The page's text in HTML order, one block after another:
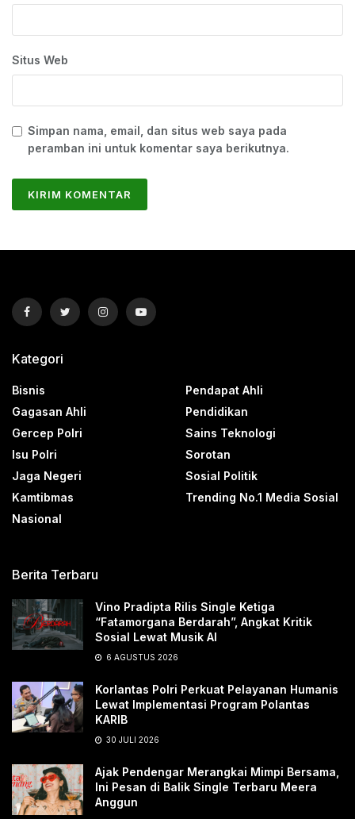
Situs Web
Simpan nama, email, dan situs web saya pada
peramban ini untuk komentar saya berikutnya.
Kategori
Bisnis
Gagasan Ahli
Gercep Polri
Isu Polri
Jaga Negeri
Kamtibmas
Nasional
Pendapat Ahli
Pendidikan
Sains Teknologi
Sorotan
Sosial Politik
Trending No.1 Media Sosial
Berita Terbaru
Vino Pradipta Rilis Single Ketiga
“Fatamorgana Berdarah”, Angkat Kritik
Sosial Lewat Musik AI
6 AGUSTUS 2026
Korlantas Polri Perkuat Pelayanan Humanis
Lewat Implementasi Program Polantas
KARIB
30 JULI 2026
Ajak Pendengar Merangkai Mimpi Bersama,
Ini Pesan di Balik Single Terbaru Meera
Anggun